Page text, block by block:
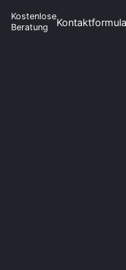
Kostenlose
Beratung